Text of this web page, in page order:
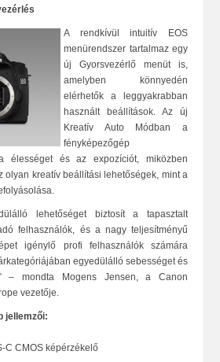
A rendkívül intuitív EOS
menürendszer tartalmaz egy
új Gyorsvezérlő menüt is,
amelyben könnyedén
elérhetők a leggyakrabban
használt beállítások. Az új
Kreatív Auto Módban a
fényképezőgép
élességet és az expozíciót, miközben
olyan kreatív beállítási lehetőségek, mint a
lehetőséget biztosít a tapasztalt
felhasználók, és a nagy teljesítményű
igénylő profi felhasználók számára
egyedülálló sebességet és
– mondta Mogens Jensen, a Canon
vezetője.
jellemzői:
C CMOS képérzékelő